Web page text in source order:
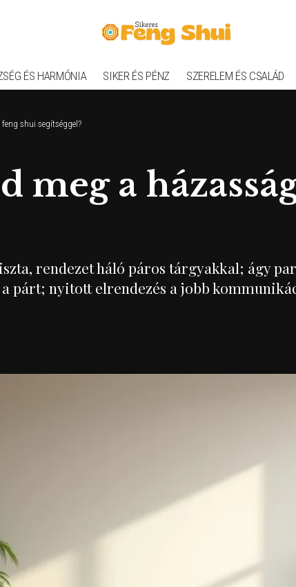
ÉS HARMÓNIA SIKER ÉS PÉNZ SZERELEM ÉS CSALÁD
shui segítséggel?
meg a
rendezet háló páros tárgyakkal; ágy
párt; nyitott elrendezés a jobb